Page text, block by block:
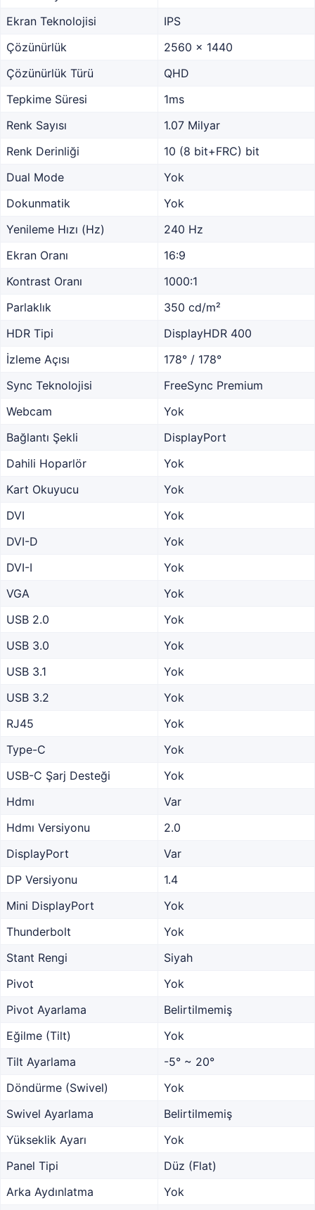
Ekran Teknolojisi
IPS
Çözünürlük
2560 x 1440
Çözünürlük Türü
QHD
Tepkime Süresi
1ms
Renk Sayısı
1.07 Milyar
Renk Derinliği
10 (8 bit+FRC) bit
Dual Mode
Yok
Dokunmatik
Yok
Yenileme Hızı (Hz)
240 Hz
Ekran Oranı
16:9
Kontrast Oranı
1000:1
Parlaklık
350 cd/m²
HDR Tipi
DisplayHDR 400
İzleme Açısı
178° / 178°
Sync Teknolojisi
FreeSync Premium
Webcam
Yok
Bağlantı Şekli
DisplayPort
Dahili Hoparlör
Yok
Kart Okuyucu
Yok
DVI
Yok
DVI-D
Yok
DVI-I
Yok
VGA
Yok
USB 2.0
Yok
USB 3.0
Yok
USB 3.1
Yok
USB 3.2
Yok
RJ45
Yok
Type-C
Yok
USB-C Şarj Desteği
Yok
Hdmı
Var
Hdmı Versiyonu
2.0
DisplayPort
Var
DP Versiyonu
1.4
Mini DisplayPort
Yok
Thunderbolt
Yok
Stant Rengi
Siyah
Pivot
Yok
Pivot Ayarlama
Belirtilmemiş
Eğilme (Tilt)
Yok
Tilt Ayarlama
-5° ~ 20°
Döndürme (Swivel)
Yok
Swivel Ayarlama
Belirtilmemiş
Yükseklik Ayarı
Yok
Panel Tipi
Düz (Flat)
Arka Aydınlatma
Yok